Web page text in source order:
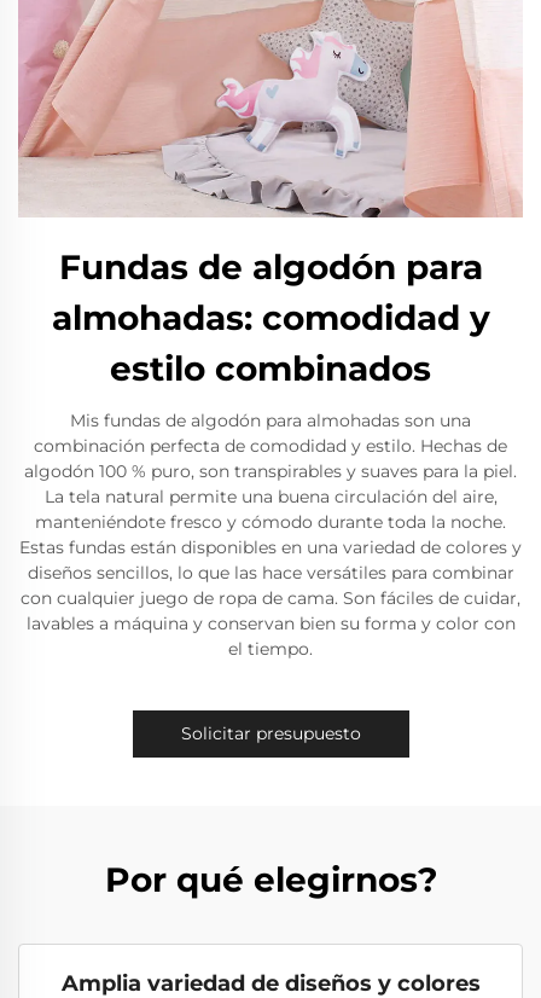
Fundas de algodón para
almohadas: comodidad y
estilo combinados
Mis fundas de algodón para almohadas son una
combinación perfecta de comodidad y estilo. Hechas de
algodón 100 % puro, son transpirables y suaves para la piel.
La tela natural permite una buena circulación del aire,
manteniéndote fresco y cómodo durante toda la noche.
Estas fundas están disponibles en una variedad de colores y
diseños sencillos, lo que las hace versátiles para combinar
con cualquier juego de ropa de cama. Son fáciles de cuidar,
lavables a máquina y conservan bien su forma y color con
el tiempo.
Solicitar presupuesto
Por qué elegirnos?
Amplia variedad de diseños y colores